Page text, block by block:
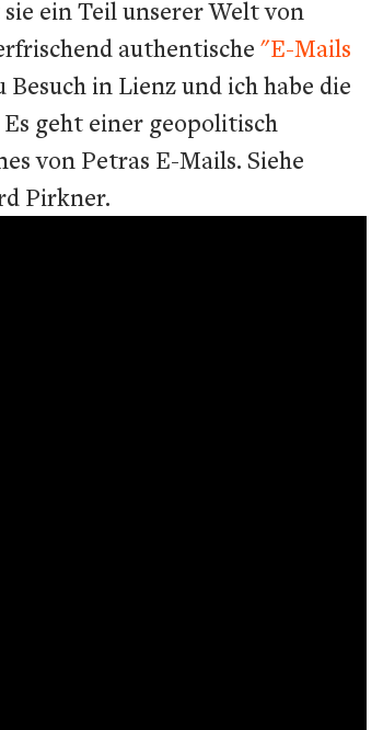
ein Teil unserer Welt von
authentische "E-Mails
in Lienz und ich habe die
geht einer geopolitisch
von Petras E-Mails. Siehe
Pirkner.